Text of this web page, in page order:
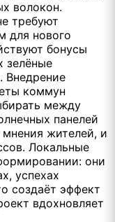
волокон.
требуют
для нового
бонусы
зелёные
Внедрение
коммун
между
панелей
жителей, и
Локальные
они
успехах
создаёт эффект
вдохновляет